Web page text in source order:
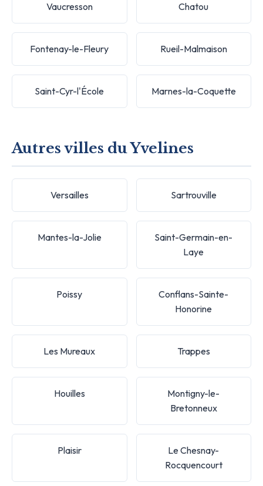
Vaucresson Chatou
Fontenay-le-Fleury Rueil-Malmaison
Saint-Cyr-l'École Marnes-la-Coquette
Autres villes du Yvelines
Versailles Sartrouville
Mantes-la-Jolie
Saint-Germain-en-
Laye
Poissy
Conflans-Sainte-
Honorine
Les Mureaux Trappes
Houilles
Montigny-le-
Bretonneux
Plaisir
Le Chesnay-
Rocquencourt